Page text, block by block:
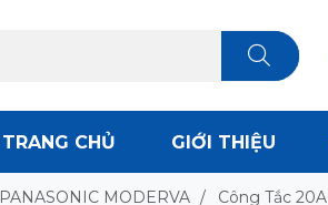
TRANG CHỦ GIỚI THIỆU
PANASONIC MODERVA / Công Tắc